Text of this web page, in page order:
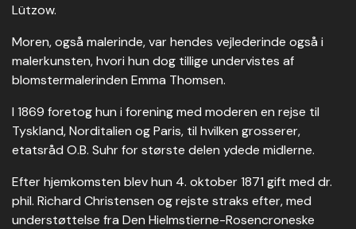
Lützow.
Moren, også malerinde, var hendes vejlederinde også i
malerkunsten, hvori hun dog tillige undervistes af
blomstermalerinden Emma Thomsen.
I 1869 foretog hun i forening med moderen en rejse til
Tyskland, Norditalien og Paris, til hvilken grosserer,
etatsråd O.B. Suhr for største delen ydede midlerne.
Efter hjemkomsten blev hun 4. oktober 1871 gift med dr.
phil. Richard Christensen og rejste straks efter, med
understøttelse fra Den Hielmstierne-Rosencroneske